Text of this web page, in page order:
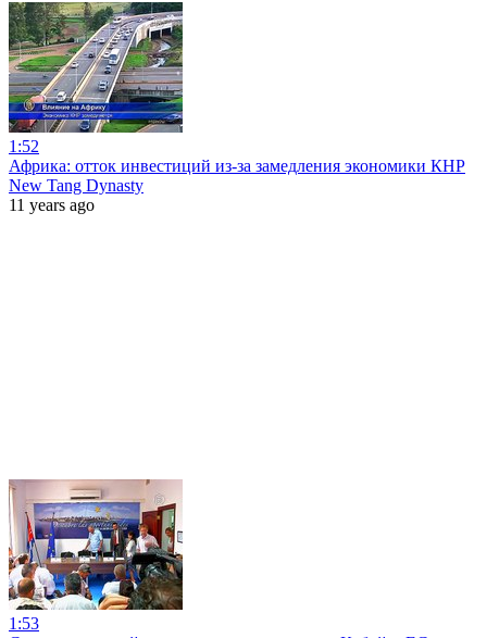
1:52
Африка: отток инвестиций из-за замедления экономики КНР
New Tang Dynasty
11 years ago
1:53